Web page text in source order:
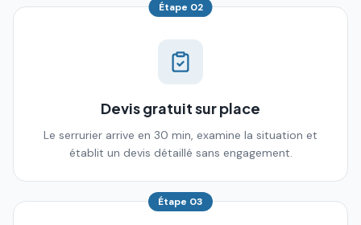
Étape 02
Devis gratuit sur place
Le serrurier arrive en 30 min, examine la situation et
établit un devis détaillé sans engagement.
Étape 03